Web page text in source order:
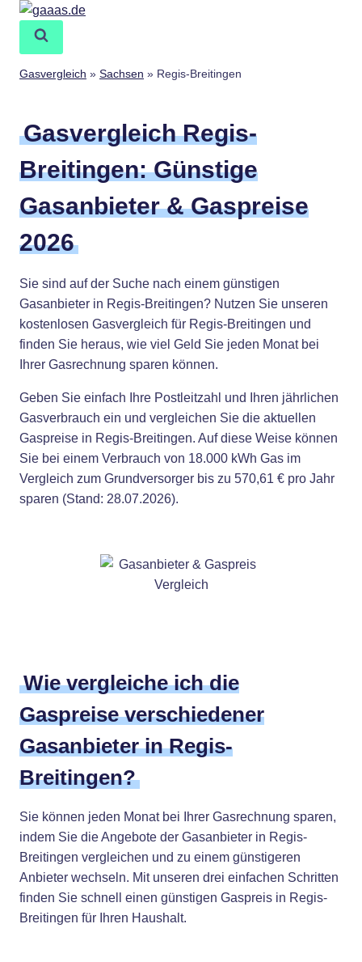
Zum
springen
Gasvergleich » Sachsen » Regis-Breitingen
Gasvergleich Regis-
Breitingen: Günstige
Gasanbieter & Gaspreise
2026
Sie sind auf der Suche nach einem günstigen
Gasanbieter in Regis-Breitingen? Nutzen Sie unseren
kostenlosen Gasvergleich für Regis-Breitingen und
finden Sie heraus, wie viel Geld Sie jeden Monat bei
Ihrer Gasrechnung sparen können.
Geben Sie einfach Ihre Postleitzahl und Ihren jährlichen
Gasverbrauch ein und vergleichen Sie die aktuellen
Gaspreise in Regis-Breitingen. Auf diese Weise können
Sie bei einem Verbrauch von 18.000 kWh Gas im
Vergleich zum Grundversorger bis zu 570,61 € pro Jahr
sparen (Stand: 28.07.2026).
Wie vergleiche ich die
Gaspreise verschiedener
Gasanbieter in Regis-
Breitingen?
Sie können jeden Monat bei Ihrer Gasrechnung sparen,
indem Sie die Angebote der Gasanbieter in Regis-
Breitingen vergleichen und zu einem günstigeren
Anbieter wechseln. Mit unseren drei einfachen Schritten
finden Sie schnell einen günstigen Gaspreis in Regis-
Breitingen für Ihren Haushalt.